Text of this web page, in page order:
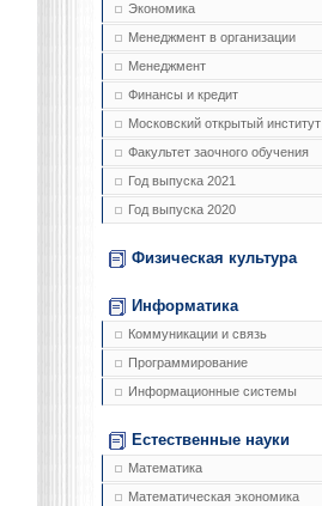
Экономика
Менеджмент в организации
Менеджмент
Финансы и кредит
Московский открытый институт
Факультет заочного обучения
Год выпуска 2021
Год выпуска 2020
Физическая культура
Информатика
Коммуникации и связь
Программирование
Информационные системы
Естественные науки
Математика
Математическая экономика